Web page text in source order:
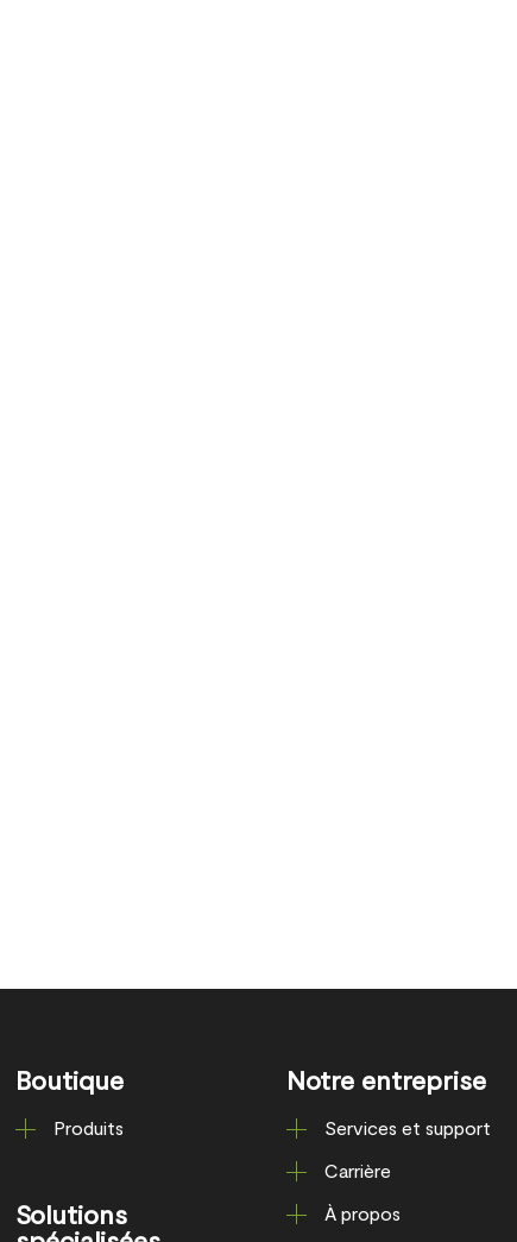
Boutique
Produits
Solutions
Notre entreprise
Services et support
Carrière
À propos